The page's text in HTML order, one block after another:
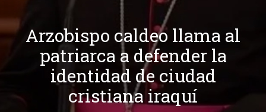
Arzobispo caldeo llama al
patriarca a defender la
identidad de ciudad
cristiana iraquí